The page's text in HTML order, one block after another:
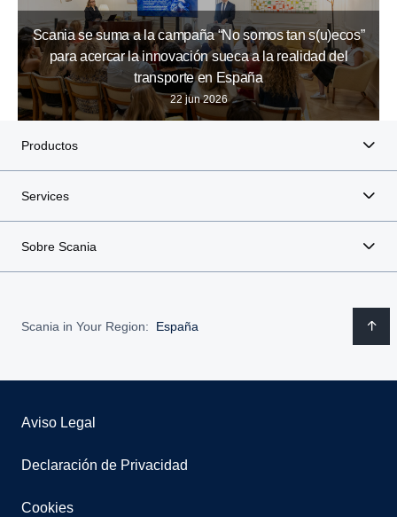
Scania se suma a la campaña “No somos tan s(u)ecos”
para acercar la innovación sueca a la realidad del
transporte en España
22 jun 2026
Productos
Services
Sobre Scania
Scania in Your Region: España
Aviso Legal
Declaración de Privacidad
Cookies